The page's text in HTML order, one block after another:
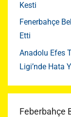
Kesti
Fenerbahçe
Etti
Anadolu Efes
Ligi’nde Hata
Feberbahçe